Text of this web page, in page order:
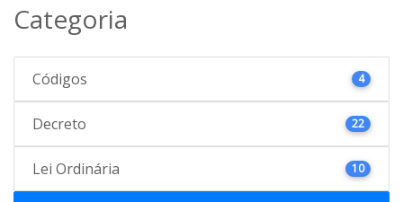
Categoria
Códigos 4
Decreto 22
Lei Ordinária 10